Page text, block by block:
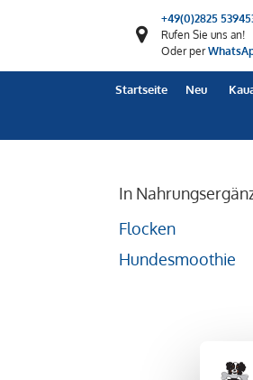
+49(0)2825
Rufen Sie uns an!
Oder per
Startseite Neu
In
Flocken
Hundesmoothie